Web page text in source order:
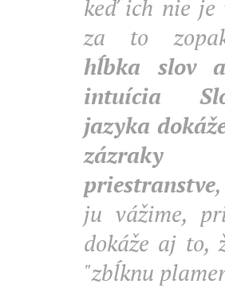
keď ich nie je
za to
hĺbka slov
intuícia
jazyka
priestranstve
ju vážime,
dokáže aj to,
"zbĺknu